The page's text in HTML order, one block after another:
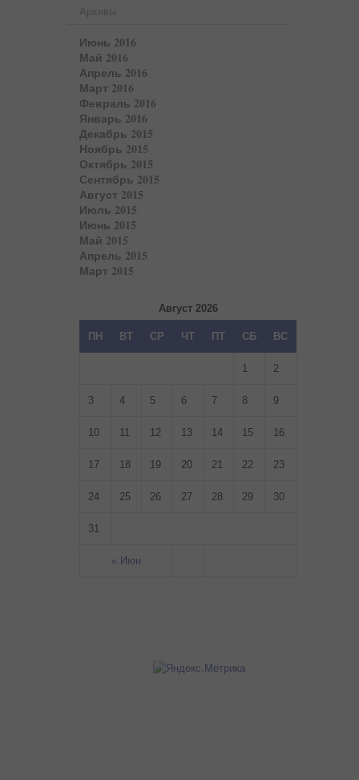
Архивы
Июнь 2016
Май 2016
Апрель 2016
Март 2016
Февраль 2016
Январь 2016
Декабрь 2015
Ноябрь 2015
Октябрь 2015
Сентябрь 2015
Август 2015
Июль 2015
Июнь 2015
Май 2015
Апрель 2015
Март 2015
Август 2026
ПН ВТ СР ЧТ ПТ СБ ВС
« Июн
1 2
3 4 5 6 7 8 9
10 11 12 13 14 15 16
17 18 19 20 21 22 23
24 25 26 27 28 29 30
31